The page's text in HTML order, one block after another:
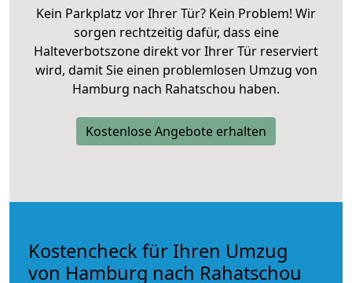
Kein Parkplatz vor Ihrer Tür? Kein Problem! Wir
sorgen rechtzeitig dafür, dass eine
Halteverbotszone direkt vor Ihrer Tür reserviert
wird, damit Sie einen problemlosen Umzug von
Hamburg nach Rahatschou haben.
Kostenlose Angebote erhalten
Kostencheck für Ihren Umzug
von Hamburg nach Rahatschou